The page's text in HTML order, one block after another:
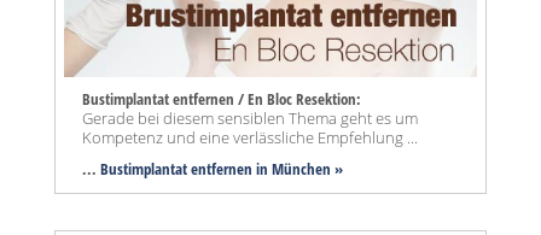
Bustimplantat entfernen / En Bloc Resektion:
Gerade bei diesem sensiblen Thema geht es um
Kompetenz und eine verlässliche Empfehlung ...
... Bustimplantat entfernen in München »